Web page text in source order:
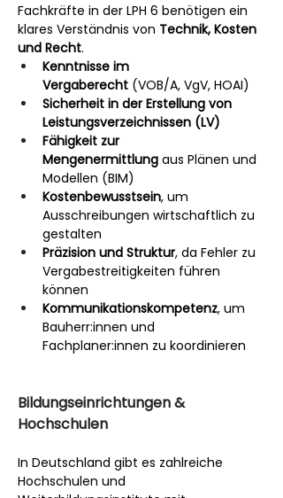
Fachkräfte in der LPH 6 benötigen ein
klares Verständnis von Technik, Kosten
und Recht.
Kenntnisse im
Vergaberecht (VOB/A, VgV, HOAI)
Sicherheit in der Erstellung von
Leistungsverzeichnissen (LV)
Fähigkeit zur
Mengenermittlung aus Plänen und
Modellen (BIM)
Kostenbewusstsein, um
Ausschreibungen wirtschaftlich zu
gestalten
Präzision und Struktur, da Fehler zu
Vergabestreitigkeiten führen
können
Kommunikationskompetenz, um
Bauherr:innen und
Fachplaner:innen zu koordinieren
Bildungseinrichtungen &
Hochschulen
In Deutschland gibt es zahlreiche
Hochschulen und